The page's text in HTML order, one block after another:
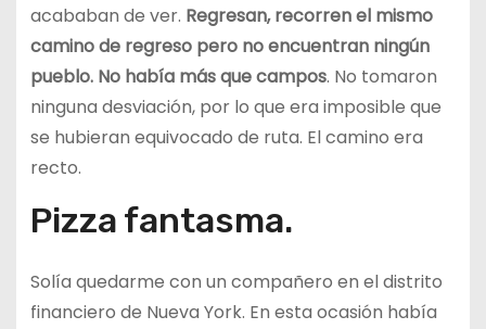
acababan de ver. Regresan, recorren el mismo
camino de regreso pero no encuentran ningún
pueblo. No había más que campos. No tomaron
ninguna desviación, por lo que era imposible que
se hubieran equivocado de ruta. El camino era
recto.
Pizza fantasma.
Solía quedarme con un compañero en el distrito
financiero de Nueva York. En esta ocasión había